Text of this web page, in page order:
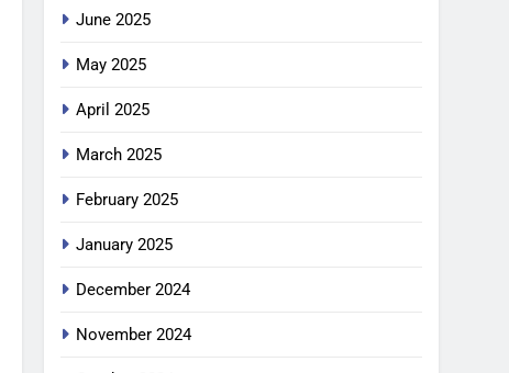
June 2025
May 2025
April 2025
March 2025
February 2025
January 2025
December 2024
November 2024